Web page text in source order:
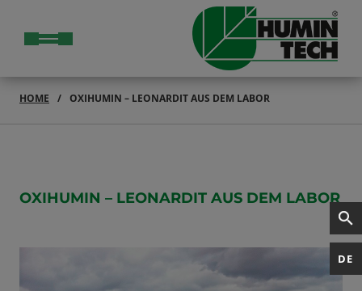
DE
HOME OXIHUMIN – LEONARDIT AUS DEM LABOR
OXIHUMIN – LEONARDIT AUS DEM LABOR